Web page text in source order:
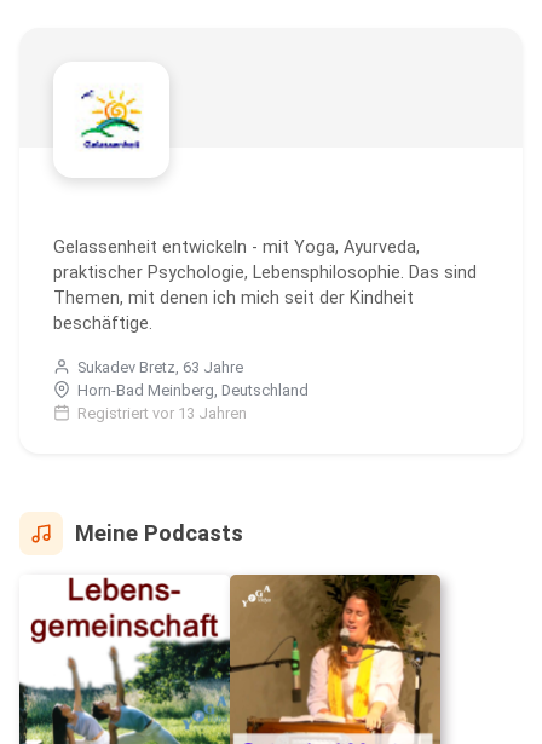
Gelassenheit entwickeln - mit Yoga, Ayurveda,
praktischer Psychologie, Lebensphilosophie. Das sind
Themen, mit denen ich mich seit der Kindheit
beschäftige.
Sukadev Bretz, 63 Jahre
Horn-Bad Meinberg, Deutschland
Registriert vor 13 Jahren
Meine Podcasts